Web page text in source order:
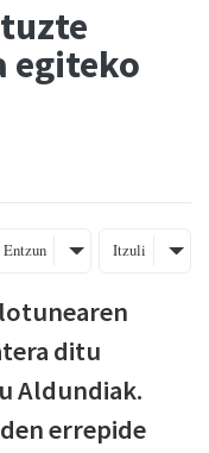
egiteko
Entzun Itzuli
ditu
Aldundiak.
errepide